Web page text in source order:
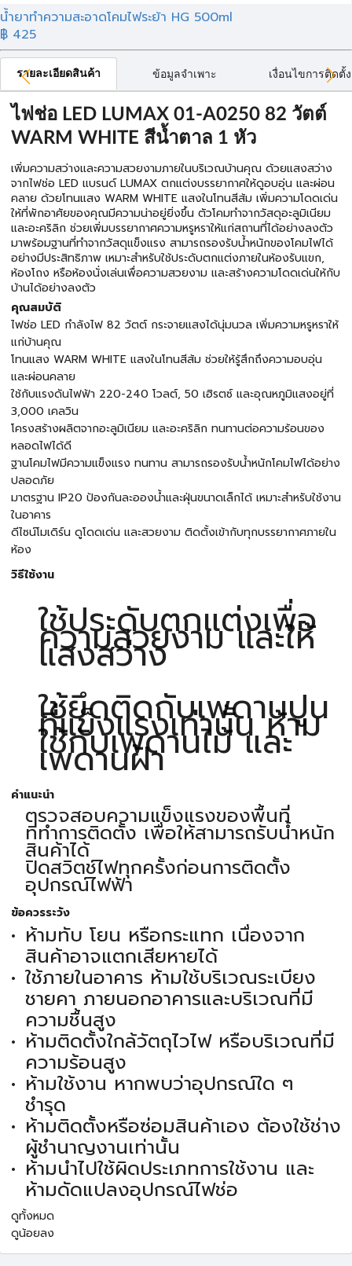
น้ำยาทำความสะอาดโคมไฟระย้า HG 500ml
฿ 425
รายละเอียดสินค้า ข้อมูลจำเพาะ เงื่อนไขการติดตั้ง
ไฟช่อ LED LUMAX 01-A0250 82 วัตต์
WARM WHITE สีน้ำตาล 1 หัว
เพิ่มความสว่างและความสวยงามภายในบริเวณบ้านคุณ ด้วยแสงสว่าง
จากไฟช่อ LED แบรนด์ LUMAX ตกแต่งบรรยากาศให้ดูอบอุ่น และผ่อน
คลาย ด้วยโทนแสง WARM WHITE แสงในโทนสีส้ม เพิ่มความโดดเด่น
ให้ที่พักอาศัยของคุณมีความน่าอยู่ยิ่งขึ้น ตัวโคมทำจากวัสดุอะลูมิเนียม
และอะคริลิก ช่วยเพิ่มบรรยากาศความหรูหราให้แก่สถานที่ได้อย่างลงตัว
มาพร้อมฐานที่ทำจากวัสดุแข็งแรง สามารถรองรับน้ำหนักของโคมไฟได้
อย่างมีประสิทธิภาพ เหมาะสำหรับใช้ประดับตกแต่งภายในห้องรับแขก,
ห้องโถง หรือห้องนั่งเล่นเพื่อความสวยงาม และสร้างความโดดเด่นให้กับ
บ้านได้อย่างลงตัว
คุณสมบัติ
ไฟช่อ LED กำลังไฟ 82 วัตต์ กระจายแสงได้นุ่มนวล เพิ่มความหรูหราให้
แก่บ้านคุณ
โทนแสง WARM WHITE แสงในโทนสีส้ม ช่วยให้รู้สึกถึงความอบอุ่น
และผ่อนคลาย
ใช้กับแรงดันไฟฟ้า 220-240 โวลต์, 50 เฮิรตซ์ และอุณหภูมิแสงอยู่ที่
3,000 เคลวิน
โครงสร้างผลิตจากอะลูมิเนียม และอะคริลิก ทนทานต่อความร้อนของ
หลอดไฟได้ดี
ฐานโคมไฟมีความแข็งแรง ทนทาน สามารถรองรับน้ำหนักโคมไฟได้อย่าง
ปลอดภัย
มาตรฐาน IP20 ป้องกันละอองน้ำและฝุ่นขนาดเล็กได้ เหมาะสำหรับใช้งาน
ในอาคาร
ดีไซน์โมเดิร์น ดูโดดเด่น และสวยงาม ติดตั้งเข้ากับทุกบรรยากาศภายใน
ห้อง
วิธีใช้งาน
ใช้ประดับตกแต่งเพื่อ
ความสวยงาม และให้
แสงสว่าง
ใช้ยึดติดกับเพดานปูน
ที่แข็งแรงเท่านั้น ห้าม
ใช้กับเพดานไม้ และ
เพดานฝ้า
คำแนะนำ
ตรวจสอบความแข็งแรงของพื้นที่
ที่ทำการติดตั้ง เพื่อให้สามารถรับน้ำหนัก
สินค้าได้
ปิดสวิตช์ไฟทุกครั้งก่อนการติดตั้ง
อุปกรณ์ไฟฟ้า
ข้อควรระวัง
ห้ามทับ โยน หรือกระแทก เนื่องจาก
สินค้าอาจแตกเสียหายได้
ใช้ภายในอาคาร ห้ามใช้บริเวณระเบียง
ชายคา ภายนอกอาคารและบริเวณที่มี
ความชื้นสูง
ห้ามติดตั้งใกล้วัตถุไวไฟ หรือบริเวณที่มี
ความร้อนสูง
ห้ามใช้งาน หากพบว่าอุปกรณ์ใด ๆ
ชำรุด
ห้ามติดตั้งหรือซ่อมสินค้าเอง ต้องใช้ช่าง
ผู้ชำนาญงานเท่านั้น
ห้ามนำไปใช้ผิดประเภทการใช้งาน และ
ห้ามดัดแปลงอุปกรณ์ไฟช่อ
ดูทั้งหมด
ดูน้อยลง